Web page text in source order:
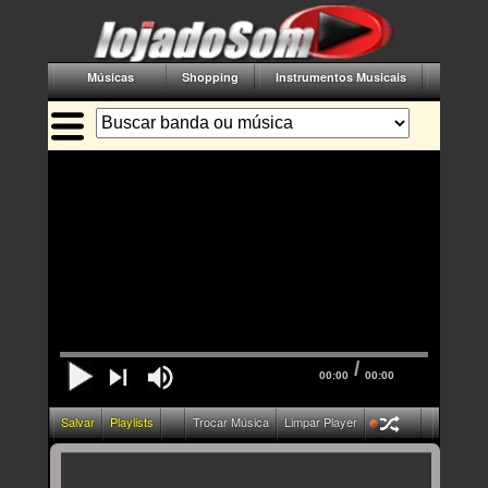
Músicas Shopping Instrumentos Musicais
00:00 / 00:00
Salvar Playlists Trocar Música Limpar Player